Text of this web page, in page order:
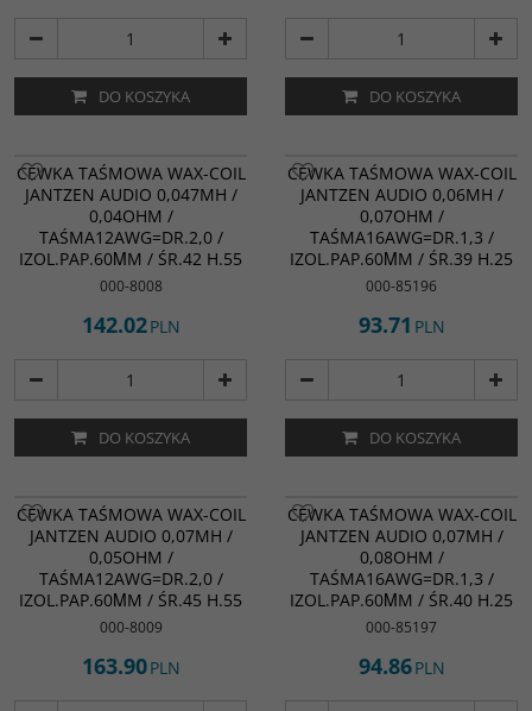
DO KOSZYKA DO KOSZYKA
CEWKA TAŚMOWA WAX-COIL
JANTZEN AUDIO 0,047MH /
0,04OHM /
TAŚMA12AWG=DR.2,0 /
IZOL.PAP.60ΜM / ŚR.42 H.55
000-8008
142.02PLN
DO KOSZYKA
CEWKA TAŚMOWA WAX-COIL
JANTZEN AUDIO 0,06MH /
0,07OHM /
TAŚMA16AWG=DR.1,3 /
IZOL.PAP.60ΜM / ŚR.39 H.25
000-85196
93.71 PLN
DO KOSZYKA
CEWKA TAŚMOWA WAX-COIL
JANTZEN AUDIO 0,07MH /
0,05OHM /
TAŚMA12AWG=DR.2,0 /
IZOL.PAP.60ΜM / ŚR.45 H.55
000-8009
163.90PLN
CEWKA TAŚMOWA WAX-COIL
JANTZEN AUDIO 0,07MH /
0,08OHM /
TAŚMA16AWG=DR.1,3 /
IZOL.PAP.60ΜM / ŚR.40 H.25
000-85197
94.86PLN